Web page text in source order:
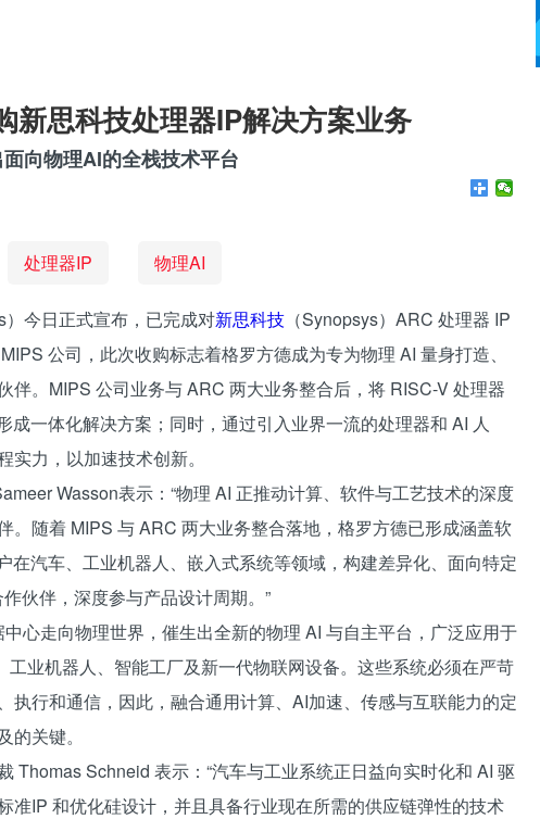
新思科技处理器IP解决方案业务
向物理AI的全栈技术平台
处理器IP 物理AI
）今日正式宣布，已完成对新思科技 （Synopsys）ARC 处理器 IP
公司，此次收购标志着格罗方德成为专为物理 AI 量身打造、
伴。MIPS 公司业务与 ARC 两大业务整合后，将 RISC-V 处理器
成一体化解决方案；同时，通过引入业界一流的处理器和 AI 人
力，以加速技术创新。
Wasson表示：“物理 AI 正推动计算、软件与工艺技术的深度
。随着 MIPS 与 ARC 两大业务整合落地，格罗方德已形成涵盖软
在汽车、工业机器人、嵌入式系统等领域，构建差异化、面向特定
伙伴，深度参与产品设计周期。”
心走向物理世界，催生出全新的物理 AI 与自主平台，广泛应用于
业机器人、智能工厂及新一代物联网设备。这些系统必须在严苛
执行和通信，因此，融合通用计算、AI加速、传感与互联能力的定
关键。
Thomas Schneid 表示：“汽车与工业系统正日益向实时化和 AI 驱
准IP 和优化硅设计，并且具备行业现在所需的供应链弹性的技术